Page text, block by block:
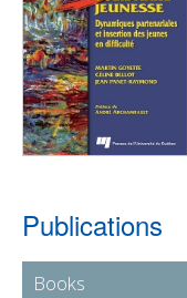
Publications
Books